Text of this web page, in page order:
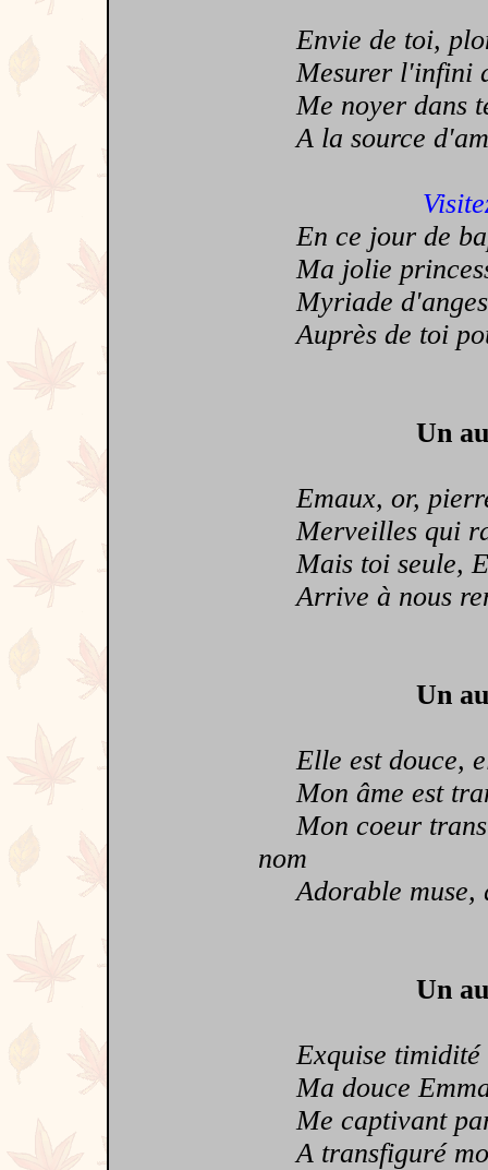
Envie de toi,
Mesurer l'infini
Me noyer dans
A la source
En ce jour de
Ma jolie
Myriade d'anges
Auprès de toi
Un
Emaux, or,
Merveilles qui
Mais toi seule,
Arrive à nous
Un
Elle est douce,
Mon âme est
Mon coeur
nom
Adorable muse,
Un
Exquise timidité
Ma douce
Me captivant par
A transfiguré